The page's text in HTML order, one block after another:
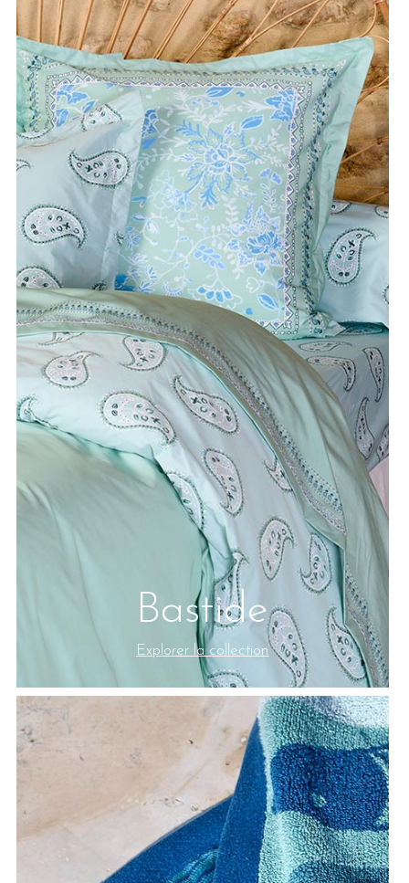
Bastide
Explorer la collection